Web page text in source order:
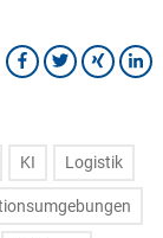
KI Logistik